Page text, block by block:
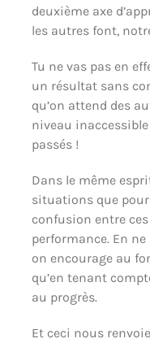
deuxième axe
les autres font,
Tu ne vas pas en
un résultat sans
qu’on attend des
niveau
passés !
Dans le même
situations que
confusion entre
performance. En
on encourage au
qu’en tenant
au progrès.
Et ceci nous